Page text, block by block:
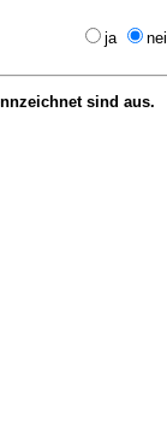
ja
sind aus.